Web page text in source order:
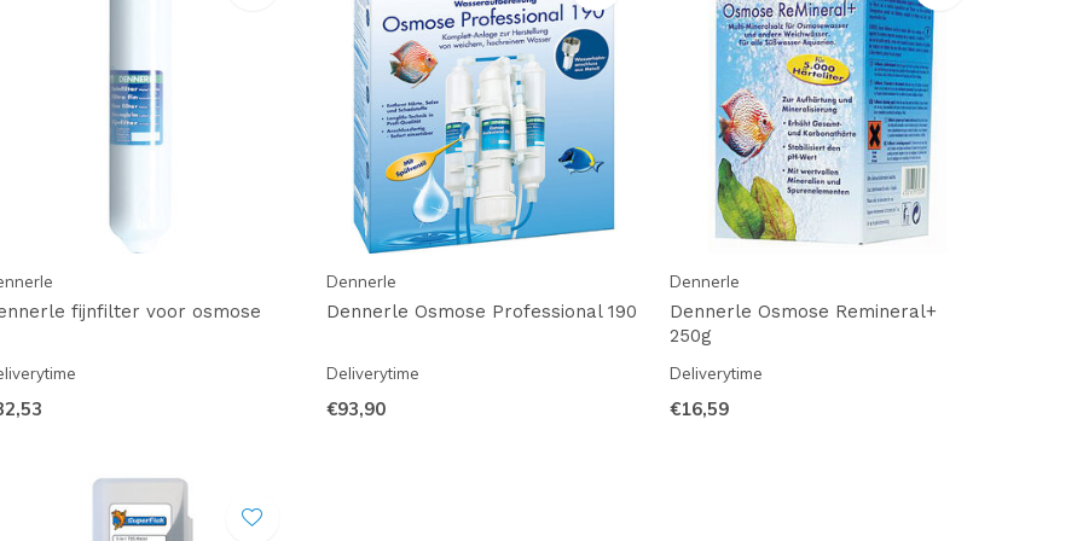
fijnfilter voor osmose
Dennerle
Dennerle Osmose Professional 190
Deliverytime
€93,90
Dennerle
Dennerle Osmose Remineral+
250g
Deliverytime
€16,59